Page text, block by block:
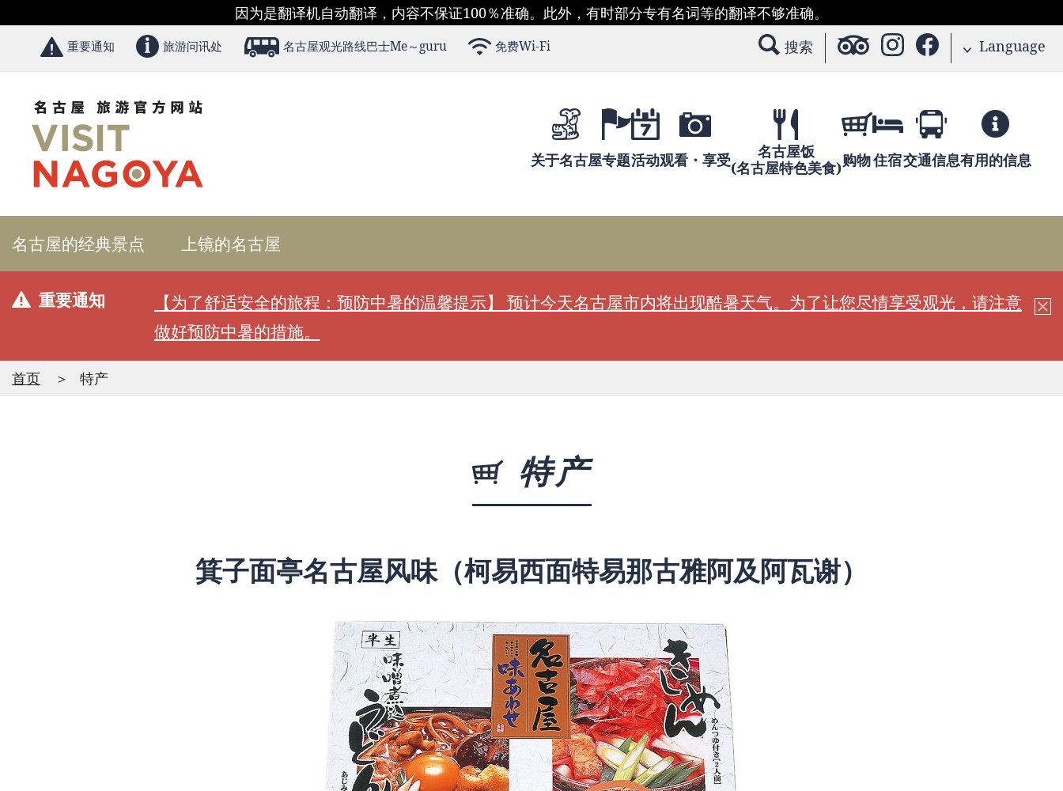
因为是翻译机自动翻译，内容不保证100％准确。此外，有时部分专有名词等的翻译不够准确。
重要通知 旅游问讯处 名古屋观光路线巴士Me～guru 免费Wi-Fi 搜索 Language
关于名古屋专题活动观看・享受
名古屋饭
(名古屋特色美食)购物住宿交通信息有用的信息
名古屋的经典景点 上镜的名古屋
重要通知
【为了舒适安全的旅程：预防中暑的温馨提示】 预计今天名古屋市内将出现酷暑天气。为了让您尽情享受观光，请注意
做好预防中暑的措施。
首页 特产
特产
箕子面亭名古屋风味（柯易西面特易那古雅阿及阿瓦谢）